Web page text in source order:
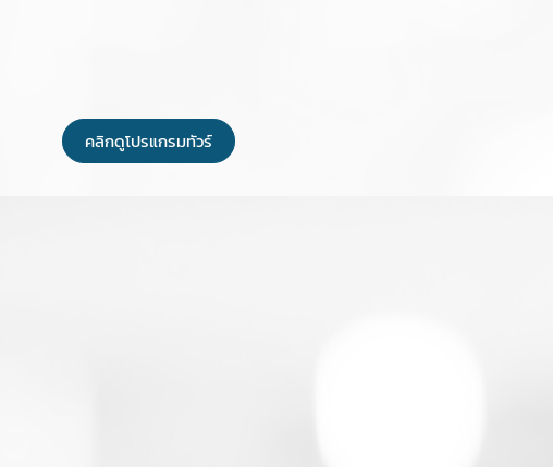
คลิกดูโปรแกรมทัวร์